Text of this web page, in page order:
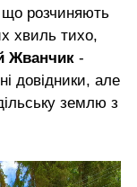
що розчиняють
хвиль тихо,
Жванчик -
довідники, але
землю з